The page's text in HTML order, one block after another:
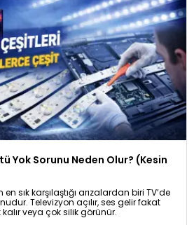
Yok Sorunu Neden Olur? (Kesin
en sık karşılaştığı arızalardan biri TV’de
Televizyon açılır, ses gelir fakat
veya çok silik görünür.